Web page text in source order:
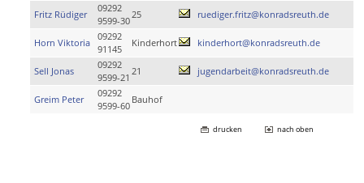
Fritz Rüdiger
09292
9599-30
25 ruediger.fritz@konradsreuth.de
Horn Viktoria
09292
91145
Kinderhort kinderhort@konradsreuth.de
Sell Jonas
09292
9599-21
21 jugendarbeit@konradsreuth.de
Greim Peter
09292
9599-60
Bauhof
drucken nach oben